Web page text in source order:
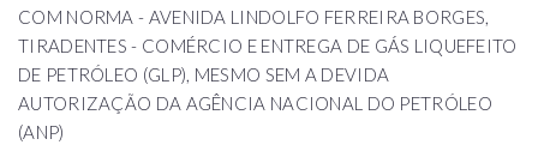
COM NORMA - AVENIDA LINDOLFO FERREIRA BORGES,
TIRADENTES - COMÉRCIO E ENTREGA DE GÁS LIQUEFEITO
DE PETRÓLEO (GLP), MESMO SEM A DEVIDA
AUTORIZAÇÃO DA AGÊNCIA NACIONAL DO PETRÓLEO
(ANP)